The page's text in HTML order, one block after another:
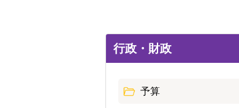
行政・財政
予算